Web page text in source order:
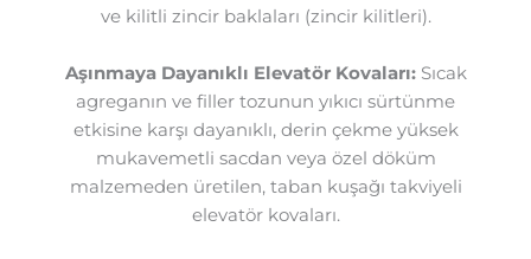
ve kilitli zincir baklaları (zincir kilitleri).
Aşınmaya Dayanıklı Elevatör Kovaları:Sıcak
agreganın ve filler tozunun yıkıcı sürtünme
etkisine karşı dayanıklı, derin çekme yüksek
mukavemetli sacdan veya özel döküm
malzemeden üretilen, taban kuşağı takviyeli
elevatör kovaları.